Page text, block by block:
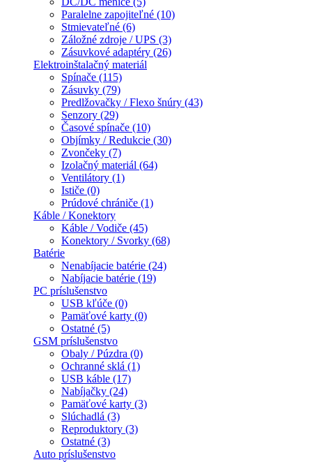
Paralelne zapojiteľné (10)
Stmievateľné (6)
Záložné zdroje / UPS (3)
Zásuvkové adaptéry (26)
Elektroinštalačný materiál
Spínače (115)
Zásuvky (79)
Predlžovačky / Flexo šnúry (43)
Senzory (29)
Časové spínače (10)
Objímky / Redukcie (30)
Zvončeky (7)
Izolačný materiál (64)
Ventilátory (1)
Ističe (0)
Prúdové chrániče (1)
Káble / Konektory
Káble / Vodiče (45)
Konektory / Svorky (68)
Batérie
Nenabíjacie batérie (24)
Nabíjacie batérie (19)
PC príslušenstvo
USB kľúče (0)
Pamäťové karty (0)
Ostatné (5)
GSM príslušenstvo
Obaly / Púzdra (0)
Ochranné sklá (1)
USB káble (17)
Nabíjačky (24)
Pamäťové karty (3)
Slúchadlá (3)
Reproduktory (3)
Ostatné (3)
Auto príslušenstvo